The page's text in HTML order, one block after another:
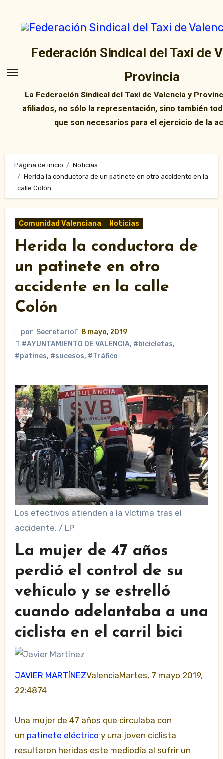
contenido
Federación Sindical del Taxi de
Provincia
La Federación Sindical del Taxi de Valencia y
afiliados, no sólo la representación, sino también
que son necesarios para el ejercicio de la
Página de inicio
Noticias
Herida la conductora de un patinete en otro accidente en la
calle Colón
Comunidad Valenciana Noticias
Herida la conductora de
un patinete en otro
accidente en la calle
Colón
por Secretario
8 mayo, 2019
#AYUNTAMIENTO DE VALENCIA, #bicicletas,
#patines, #sucesos, #Tráfico
Los efectivos atienden a la víctima tras el
accidente. / LP
La mujer de 47 años
perdió el control de su
vehículo y se estrelló
cuando adelantaba a una
ciclista en el carril bici
JAVIER MARTÍNEZValenciaMartes, 7 mayo 2019,
22:4874
Una mujer de 47 años que circulaba con
un patinete eléctrico y una joven ciclista
resultaron heridas este mediodía al sufrir un